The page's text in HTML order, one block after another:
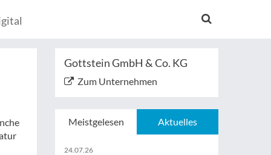
Gottstein GmbH & Co. KG
Zum Unternehmen
Meistgelesen Aktuelles
24.07.26